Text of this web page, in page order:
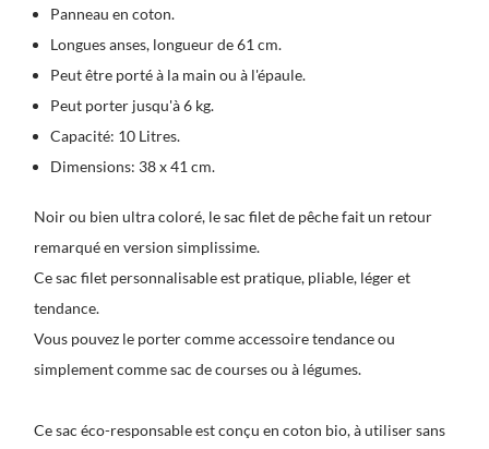
Panneau en coton.
Longues anses, longueur de 61 cm.
Peut être porté à la main ou à l'épaule.
Peut porter jusqu'à 6 kg.
Capacité: 10 Litres.
Dimensions: 38 x 41 cm.
Noir ou bien ultra coloré, lesac filet de pêchefait un retour
remarqué en version simplissime.
Cesac filet personnalisableest pratique, pliable, léger et
tendance.
Vous pouvez le porter comme accessoire tendance ou
simplement comme sac de courses ou à légumes.
Ce sac éco-responsable est conçu en coton bio, à utiliser sans